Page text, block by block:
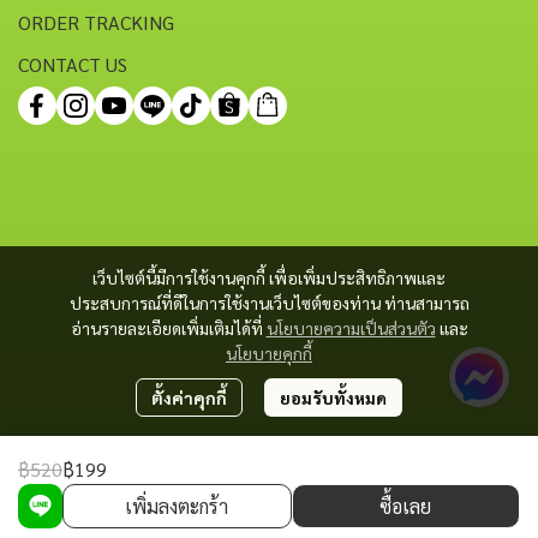
฿520฿199
เพิ่มลงตะกร้า
ซื้อเลย
เว็บไซต์นี้มีการใช้งานคุกกี้ เพื่อเพิ่มประสิทธิภาพและ
ประสบการณ์ที่ดีในการใช้งานเว็บไซต์ของท่าน ท่านสามารถ
อ่านรายละเอียดเพิ่มเติมได้ที่ นโยบายความเป็นส่วนตัว และ
นโยบายคุกกี้
ตั้งค่าคุกกี้ ยอมรับทั้งหมด
ORDER TRACKING
CONTACT US
Copyright 2023 | All Rights Reserved | Powered by MWE
Powered By MakeWebEasy